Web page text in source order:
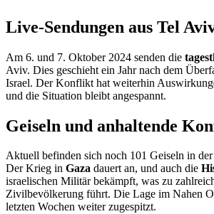
Live-Sendungen aus Tel
Am 6. und 7. Oktober 2024 senden die
Aviv. Dies geschieht ein Jahr nach dem
Israel. Der Konflikt hat weiterhin
und die Situation bleibt angespannt.
Geiseln und anhaltende
Aktuell befinden sich noch 101 Geiseln in
Der Krieg in Gaza dauert an, und auch die
israelischen Militär bekämpft, was zu
Zivilbevölkerung führt. Die Lage im Nahen
letzten Wochen weiter zugespitzt.